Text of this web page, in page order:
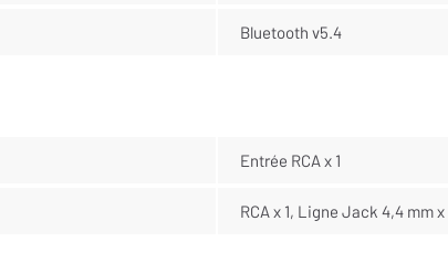
Bluetooth v5.4
Entrée RCA x 1
RCA x 1, Ligne Jack 4,4 mm x